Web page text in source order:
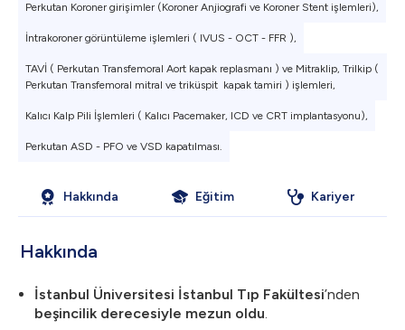
Perkutan Koroner girişimler (Koroner Anjiografi ve Koroner Stent işlemleri),
İntrakoroner görüntüleme işlemleri ( IVUS - OCT - FFR ),
TAVİ ( Perkutan Transfemoral Aort kapak replasmanı ) ve Mitraklip, Trilkip (
Perkutan Transfemoral mitral ve triküspit kapak tamiri ) işlemleri,
Kalıcı Kalp Pili İşlemleri ( Kalıcı Pacemaker, ICD ve CRT implantasyonu),
Perkutan ASD - PFO ve VSD kapatılması.
Hakkında Eğitim Kariyer
Hakkında
İstanbul Üniversitesi İstanbul Tıp Fakültesi’nden
beşincilik derecesiyle mezun oldu.